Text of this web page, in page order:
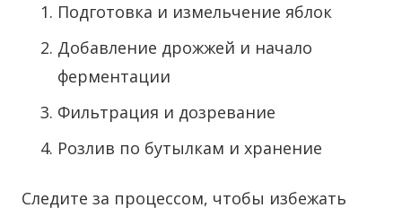
Подготовка и измельчение яблок
Добавление дрожжей и начало
ферментации
Фильтрация и дозревание
Розлив по бутылкам и хранение
Следите за процессом, чтобы избежать